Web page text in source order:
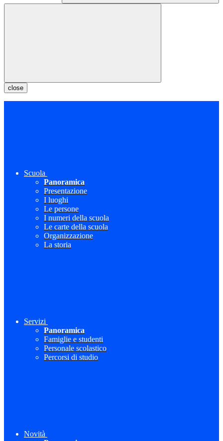
close
Scuola
Panoramica
Presentazione
I luoghi
Le persone
I numeri della scuola
Le carte della scuola
Organizzazione
La storia
Servizi
Panoramica
Famiglie e studenti
Personale scolastico
Percorsi di studio
Novità